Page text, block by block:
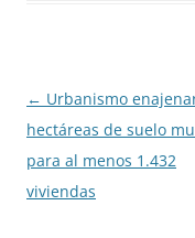
Navegación
de
entradas
← Urbanismo
hectáreas de suelo
para al menos 1.432
viviendas